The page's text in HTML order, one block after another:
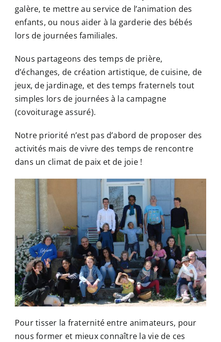
galère, te mettre au service de l’animation des
enfants, ou nous aider à la garderie des bébés
lors de journées familiales.
Nous partageons des temps de prière,
d’échanges, de création artistique, de cuisine, de
jeux, de jardinage, et des temps fraternels tout
simples lors de journées à la campagne
(covoiturage assuré).
Notre priorité n’est pas d’abord de proposer des
activités mais de vivre des temps de rencontre
dans un climat de paix et de joie !
Pour tisser la fraternité entre animateurs, pour
nous former et mieux connaître la vie de ces